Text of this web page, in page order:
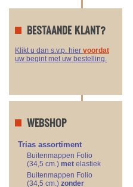
BESTAANDE KLANT?
Klikt u dan s.v.p. hier voordat
uw begint met uw bestelling.
WEBSHOP
Trias assortiment
Buitenmappen Folio
(34,5 cm.) met elastiek
Buitenmappen Folio
(34,5 cm.) zonder